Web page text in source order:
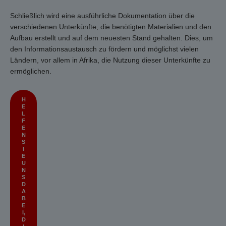
Schließlich wird eine ausführliche Dokumentation über die
verschiedenen Unterkünfte, die benötigten Materialien und den
Aufbau erstellt und auf dem neuesten Stand gehalten. Dies, um
den Informationsaustausch zu fördern und möglichst vielen
Ländern, vor allem in Afrika, die Nutzung dieser Unterkünfte zu
ermöglichen.
H
E
L
F
E
N
S
I
E
U
N
S
D
A
B
E
I,
D